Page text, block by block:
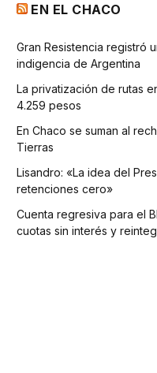
EN EL CHACO
Gran Resistencia registró
indigencia de Argentina
La privatización de rutas
4.259 pesos
En Chaco se suman al
Tierras
Lisandro: «La idea del
retenciones cero»
Cuenta regresiva para el
cuotas sin interés y